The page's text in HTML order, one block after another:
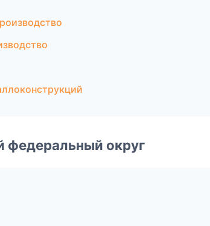
федеральный округ